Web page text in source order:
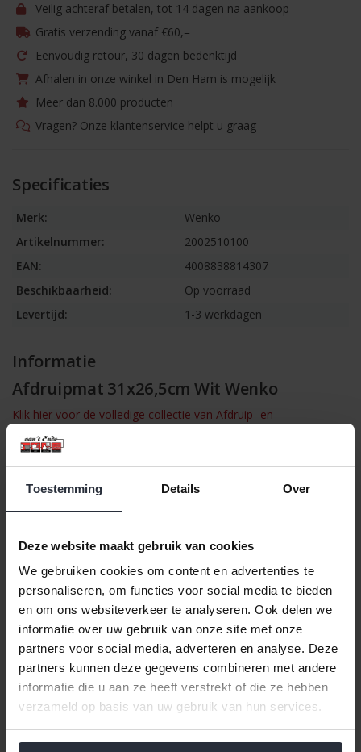
Toestemming Details Over
Deze website maakt gebruik van cookies
We gebruiken cookies om content en advertenties te
personaliseren, om functies voor social media te bieden
en om ons websiteverkeer te analyseren. Ook delen we
informatie over uw gebruik van onze site met onze
partners voor social media, adverteren en analyse. Deze
partners kunnen deze gegevens combineren met andere
informatie die u aan ze heeft verstrekt of die ze hebben
verzameld op basis van uw gebruik van hun services.
Veilig achteraf betalen, tot 14 dagen na aankoop
Gratis verzending vanaf €60,=
Eenvoudig retour, 30 dagen bedenktijd
Afhalen in onze winkel in Den Ham is mogelijk
Meer dan 8.000 producten
Vragen? Onze klantenservice helpt u graag
Specificaties
Merk:
Wenko
Artikelnummer:
2002510100
EAN:
4008838814307
Beschikbaarheid:
Op voorraad
Levertijd:
1-3 werkdagen
Informatie
Afdruipmat 31x26,5cm Wit Wenko
Klik hier voor de volledige collectie van Afdruip- en
gootsteenmatten.
Met deze praktische afdruipmat Classic White van Wenko
servies. De mat is speciaal ontworpen voor vierkante
spoelbakken en is ideaal om te gebruiken tijdens het afwassen
26,5 cm past deze inzet in de meeste standaard vierkante
spoelbakken.
Dankzij het stevige, witte kunststof voorkomt de gootsteenmat
krassen op het oppervlak van de spoelbak en zorgt het ervoor
dat uw breekbare vaatwerk veilig blijft liggen. Daarnaast is de
mat ook geschikt voor het tijdelijk bewaren of afgieten van uw
afgewassen servies.
Afmetingen: 31 x 26,5 cm (LxB)
Materiaal: Kunststof